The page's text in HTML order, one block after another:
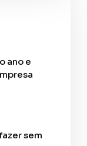
ano e
sem